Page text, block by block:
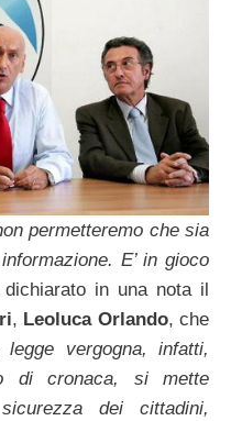
permetteremo che sia
E’ in gioco
dichiarato in una nota il
, Leoluca Orlando, che
legge vergogna, infatti,
di cronaca, si mette
dei cittadini,